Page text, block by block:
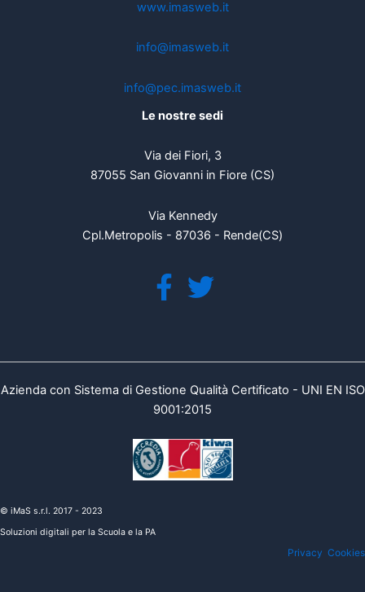
www.imasweb.it
info@imasweb.it
info@pec.imasweb.it
Le nostre sedi
Via dei Fiori, 3
87055 San Giovanni in Fiore (CS)
Via Kennedy
Cpl.Metropolis - 87036 - Rende(CS)
Azienda con Sistema di Gestione Qualità Certificato - UNI EN ISO
9001:2015
© iMaS s.r.l. 2017 - 2023
Soluzioni digitali per la Scuola e la PA
Privacy Cookies